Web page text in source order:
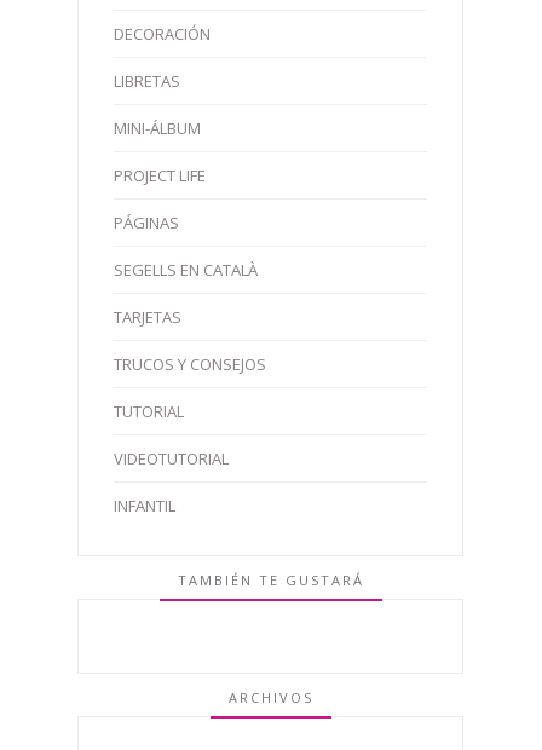
DECORACIÓN
LIBRETAS
MINI-ÁLBUM
PROJECT LIFE
PÁGINAS
SEGELLS EN CATALÀ
TARJETAS
TRUCOS Y CONSEJOS
TUTORIAL
VIDEOTUTORIAL
INFANTIL
TAMBIÉN TE GUSTARÁ
ARCHIVOS